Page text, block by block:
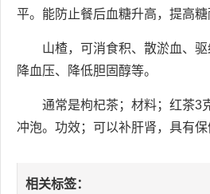
平。能防止餐后血糖升高，提高糖
山楂，可消食积、散淤血、
降血压、降低胆固醇等。
通常是枸杞茶；材料；红茶3
冲泡。功效；可以补肝肾，具有
相关标签：